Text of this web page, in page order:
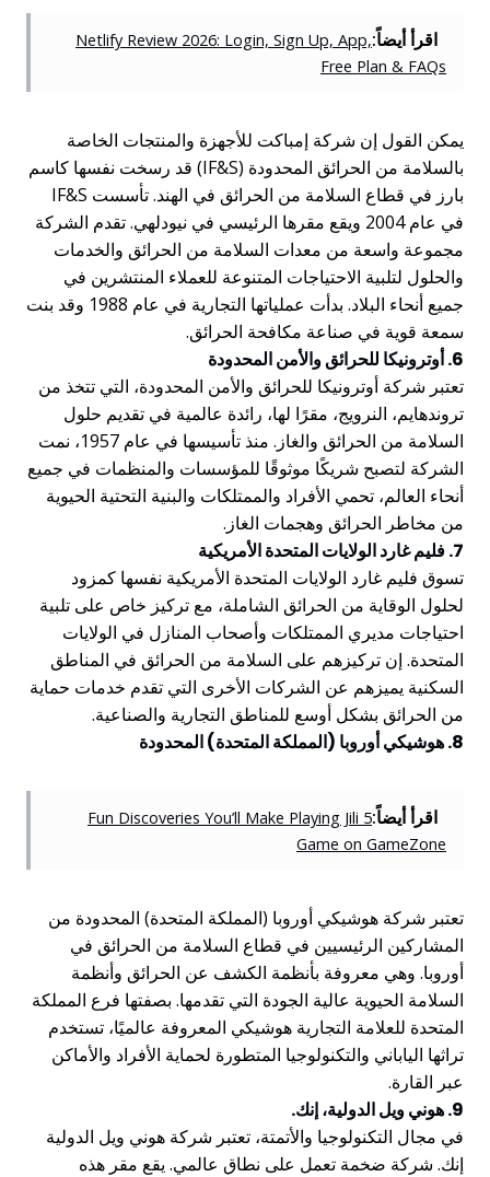
اقرأ أيضاً:Netlify Review 2026: Login, Sign Up, App,
Free Plan & FAQs
يمكن القول إن شركة إمباكت للأجهزة والمنتجات الخاصة
بالسلامة من الحرائق المحدودة (IF&S) قد رسخت نفسها كاسم
بارز في قطاع السلامة من الحرائق في الهند. تأسست IF&S
في عام 2004 ويقع مقرها الرئيسي في نيودلهي. تقدم الشركة
مجموعة واسعة من معدات السلامة من الحرائق والخدمات
والحلول لتلبية الاحتياجات المتنوعة للعملاء المنتشرين في
جميع أنحاء البلاد. بدأت عملياتها التجارية في عام 1988 وقد بنت
سمعة قوية في صناعة مكافحة الحرائق.
6. أوترونيكا للحرائق والأمن المحدودة
تعتبر شركة أوترونيكا للحرائق والأمن المحدودة، التي تتخذ من
تروندهايم، النرويج، مقرًا لها، رائدة عالمية في تقديم حلول
السلامة من الحرائق والغاز. منذ تأسيسها في عام 1957، نمت
الشركة لتصبح شريكًا موثوقًا للمؤسسات والمنظمات في جميع
أنحاء العالم، تحمي الأفراد والممتلكات والبنية التحتية الحيوية
من مخاطر الحرائق وهجمات الغاز.
7. فليم غارد الولايات المتحدة الأمريكية
تسوق فليم غارد الولايات المتحدة الأمريكية نفسها كمزود
لحلول الوقاية من الحرائق الشاملة، مع تركيز خاص على تلبية
احتياجات مديري الممتلكات وأصحاب المنازل في الولايات
المتحدة. إن تركيزهم على السلامة من الحرائق في المناطق
السكنية يميزهم عن الشركات الأخرى التي تقدم خدمات حماية
من الحرائق بشكل أوسع للمناطق التجارية والصناعية.
8. هوشيكي أوروبا (المملكة المتحدة) المحدودة
اقرأ أيضاً:
5 Fun Discoveries You’ll Make Playing Jili
Game on GameZone
تعتبر شركة هوشيكي أوروبا (المملكة المتحدة) المحدودة من
المشاركين الرئيسيين في قطاع السلامة من الحرائق في
أوروبا. وهي معروفة بأنظمة الكشف عن الحرائق وأنظمة
السلامة الحيوية عالية الجودة التي تقدمها. بصفتها فرع المملكة
المتحدة للعلامة التجارية هوشيكي المعروفة عالميًا، تستخدم
تراثها الياباني والتكنولوجيا المتطورة لحماية الأفراد والأماكن
عبر القارة.
9. هوني ويل الدولية، إنك.
في مجال التكنولوجيا والأتمتة، تعتبر شركة هوني ويل الدولية
إنك. شركة ضخمة تعمل على نطاق عالمي. يقع مقر هذه